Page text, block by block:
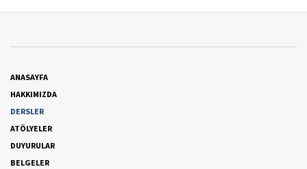
ANASAYFA
HAKKIMIZDA
DERSLER
ATÖLYELER
DUYURULAR
BELGELER